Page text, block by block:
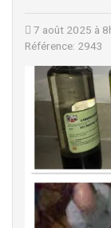
7 août 2025 à
Référence: 2943